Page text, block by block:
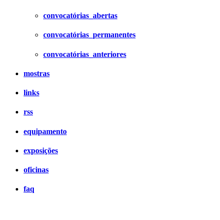
convocatórias_abertas
convocatórias_permanentes
convocatórias_anteriores
mostras
links
rss
equipamento
exposições
oficinas
faq